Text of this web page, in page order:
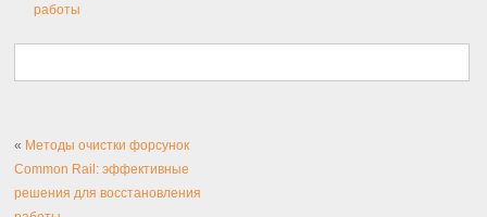
работы
« Методы очистки форсунок
Common Rail: эффективные
решения для восстановления